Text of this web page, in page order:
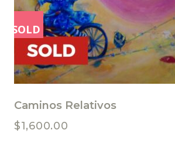
SOLD
Caminos Relativos
$1,600.00